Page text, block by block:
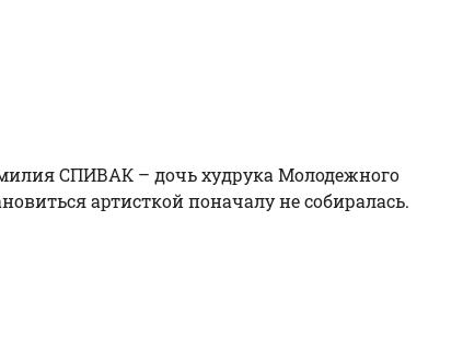
СПИВАК – дочь худрука Молодежного
артисткой поначалу не собиралась.